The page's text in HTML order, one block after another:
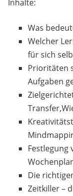
Inhalte:
Was
Welcher
für sich
Prioritäten
Aufgaben
Festlegung
Die
Zeitkiller –